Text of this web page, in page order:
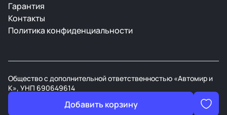
Добавить корзину
Гарантия
Контакты
Политика конфиденциальности
Общество с дополнительной ответственностью «Автомир и
К», УНП 690649614
В торговом реестре РБ с 21 марта 2008г.
Разработан студиейDigital Devils